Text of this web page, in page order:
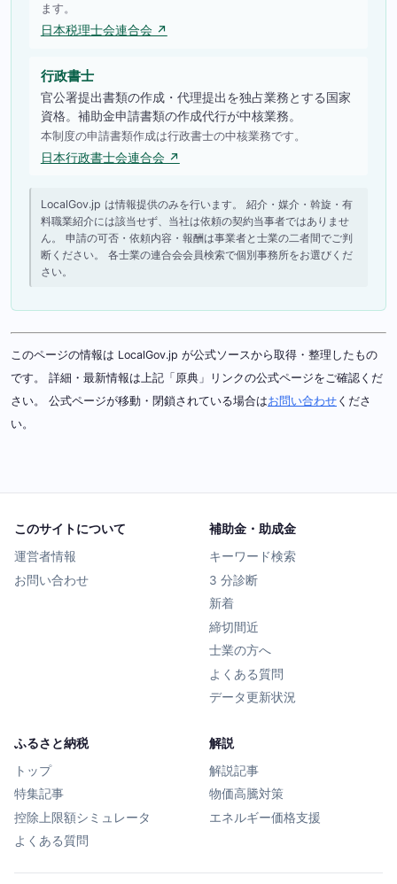
ます。
日本税理士会連合会 ↗
行政書士
官公署提出書類の作成・代理提出を独占業務とする国家
資格。補助金申請書類の作成代行が中核業務。
本制度の申請書類作成は行政書士の中核業務です。
日本行政書士会連合会 ↗
LocalGov.jp は情報提供のみを行います。 紹介・媒介・斡旋・有
料職業紹介には該当せず、当社は依頼の契約当事者ではありませ
ん。 申請の可否・依頼内容・報酬は事業者と士業の二者間でご判
断ください。 各士業の連合会会員検索で個別事務所をお選びくだ
さい。
このページの情報は LocalGov.jp が公式ソースから取得・整理したもの
です。 詳細・最新情報は上記「原典」リンクの公式ページをご確認くだ
さい。 公式ページが移動・閉鎖されている場合はお問い合わせ くださ
い。
このサイトについて
運営者情報
お問い合わせ
補助金・助成金
キーワード検索
3 分診断
新着
締切間近
士業の方へ
よくある質問
データ更新状況
ふるさと納税
トップ
特集記事
控除上限額シミュレータ
よくある質問
解説
解説記事
物価高騰対策
エネルギー価格支援